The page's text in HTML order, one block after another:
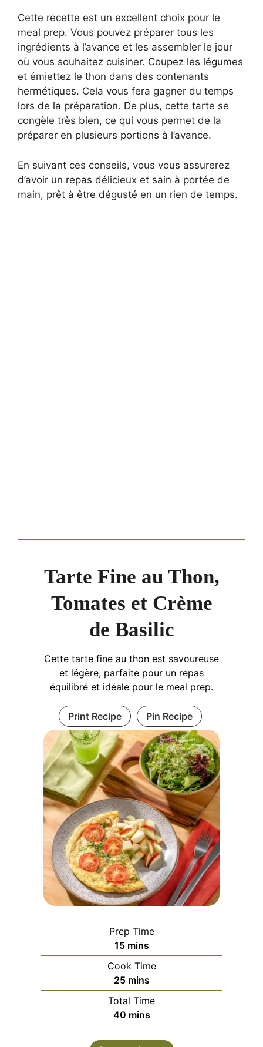
Cette recette est un excellent choix pour le
meal prep. Vous pouvez préparer tous les
ingrédients à l’avance et les assembler le jour
où vous souhaitez cuisiner. Coupez les légumes
et émiettez le thon dans des contenants
hermétiques. Cela vous fera gagner du temps
lors de la préparation. De plus, cette tarte se
congèle très bien, ce qui vous permet de la
préparer en plusieurs portions à l’avance.
En suivant ces conseils, vous vous assurerez
d’avoir un repas délicieux et sain à portée de
main, prêt à être dégusté en un rien de temps.
Tarte Fine au Thon,
Tomates et Crème
de Basilic
Cette tarte fine au thon est savoureuse
et légère, parfaite pour un repas
équilibré et idéale pour le meal prep.
Print Recipe Pin Recipe
Prep Time
15minutes
mins
Cook Time
25minutes
mins
Total Time
40minutes
mins